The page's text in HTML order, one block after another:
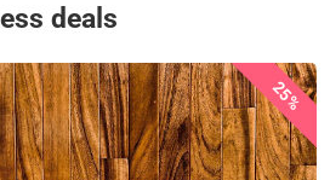
deals
25%